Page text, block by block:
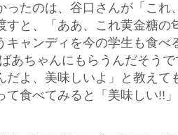
ったのは、谷口さんが「これ
すと、「ああ、これ黄金糖の
キャンディを今の学生も食べ
あちゃんにもらうんだそう
だよ、美味しいよ」と教え
て食べてみると「美味しい!!